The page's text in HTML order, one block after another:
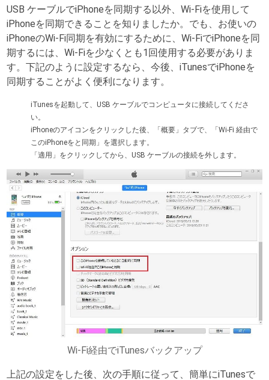
USB ケーブルでiPhoneを同期する以外、Wi-Fiを使用して
iPhoneを同期できることを知りましたか。でも、お使いの
iPhoneのWi-Fi同期を有効にするために、Wi-FiでiPhoneを同
期するには、Wi-Fiを少なくとも1回使用する必要がありま
す。下記のように設定するなら、今後、iTunesでiPhoneを
同期することがよく便利になります。
iTunesを起動して、USB ケーブルでコンピュータに接続してくださ
い。
iPhoneのアイコンをクリックした後、「概要」タブで、「Wi-Fi 経由で
このiPhoneをと同期」を選択します。
「適用」をクリックしてから、USB ケーブルの接続を外します。
Wi-Fi経由でiTunesバックアップ
上記の設定をした後、次の手順に従って、簡単にiTunesで